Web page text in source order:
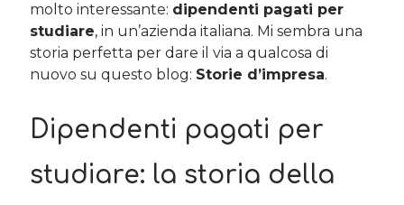
Del 2023 e di come la mia famiglia sta affrontando la sclerosi
multipla
28 Dicembre 2023
Donne e propensione al rischio: l’impatto sugli investimenti
12 Settembre 2022
AngelasuDel 2023 e di come la mia famiglia sta affrontando la
molto interessante: dipendenti pagati per
studiare, in un’azienda italiana. Mi sembra una
storia perfetta per dare il via a qualcosa di
nuovo su questo blog: Storie d’impresa.
Dipendenti pagati per
studiare: la storia della